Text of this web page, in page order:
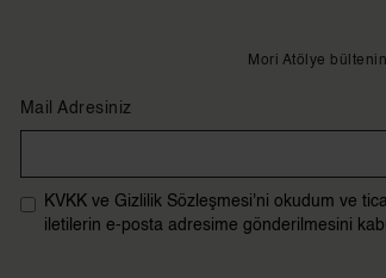
Mori Atölye
Mail Adresiniz
KVKK ve Gizlilik Sözleşmesi'ni okudum ve
iletilerin e-posta adresime gönderilmesini